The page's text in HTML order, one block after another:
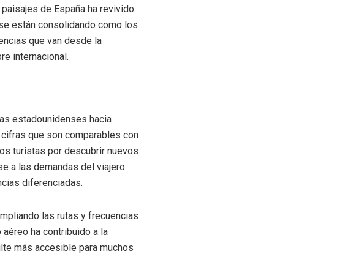
de España ha revivido.
están consolidando como los
que van desde la
internacional.
estadounidenses hacia
que son comparables con
turistas por descubrir nuevos
a las demandas del viajero
diferenciadas.
las rutas y frecuencias
ha contribuido a la
más accesible para muchos